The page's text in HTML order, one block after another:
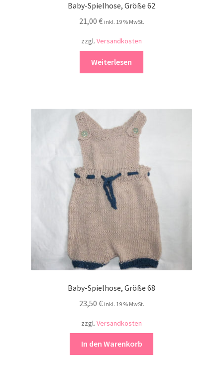
Baby-Spielhose, Größe 62
21,00 € inkl. 19 % MwSt.
zzgl. Versandkosten
Weiterlesen
Baby-Spielhose, Größe 68
23,50 € inkl. 19 % MwSt.
zzgl. Versandkosten
In den Warenkorb